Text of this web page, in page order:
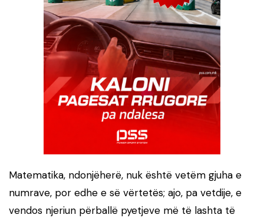
Matematika, ndonjëherë, nuk është vetëm gjuha e
numrave, por edhe e së vërtetës; ajo, pa vetdije, e
vendos njeriun përballë pyetjeve më të lashta të